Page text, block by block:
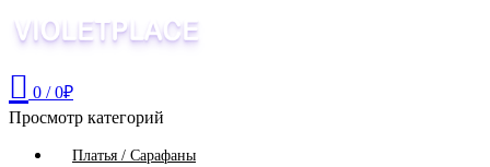
0 / 0₽
Просмотр категорий
Платья / Сарафаны